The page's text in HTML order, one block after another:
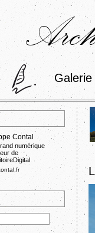
Galerie
Contal
numérique
de